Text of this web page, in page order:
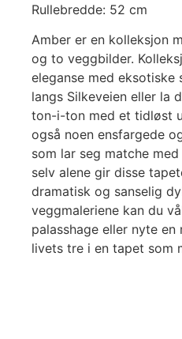
Rullebredde: 52 cm
Amber er en kolleksjon
og to veggbilder.
eleganse med eksotiske
langs Silkeveien eller la
ton-i-ton med et tidløst
også noen ensfargede
som lar seg matche
selv alene gir disse
dramatisk og sanselig
veggmaleriene kan du
palasshage eller nyte
livets tre i en tapet som